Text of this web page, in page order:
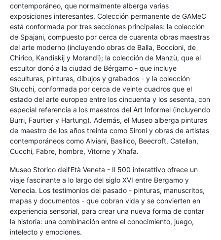
contemporáneo, que normalmente alberga varias
exposiciones interesantes. Colección permanente de GAMeC
está conformada por tres secciones principales: la colección
de Spajani, compuesto por cerca de cuarenta obras maestras
del arte moderno (incluyendo obras de Balla, Boccioni, de
Chirico, Kandiskij y Morandi); la colección de Manzù, que el
escultor donó a la ciudad de Bérgamo - que incluye
esculturas, pinturas, dibujos y grabados - y la colección
Stucchi, conformada por cerca de veinte cuadros que el
estado del arte europeo entre los cincuenta y los sesenta, con
especial referencia a los maestros del Art Informel (incluyendo
Burri, Faurtier y Hartung). Además, el Museo alberga pinturas
de maestro de los años treinta como Sironi y obras de artistas
contemporáneos como Alviani, Basilico, Beecroft, Catellan,
Cucchi, Fabre, hombre, Vitorne y Xhafa.
Museo Storico dell'Età Veneta - Il 500 interattivo ofrece un
viaje fascinante a lo largo del siglo XVI entre Bergamo y
Venecia. Los testimonios del pasado - pinturas, manuscritos,
mapas y documentos - que cobran vida y se convierten en
experiencia sensorial, para crear una nueva forma de contar
la historia: una combinación entre el conocimiento, juego,
intelecto y emociones.